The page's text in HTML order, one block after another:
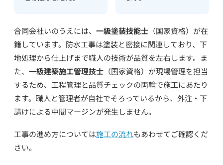
合同会社いのうえには、一級塗装技能士 （国家資格）が在
籍しています。防水工事は塗装と密接に関連しており、下
地処理から仕上げまで職人の技術が品質を左右します。ま
た、一級建築施工管理技士 （国家資格）が現場管理を担当
するため、工程管理と品質チェックの両輪で施工にあたり
ます。職人と管理者が自社でそろっているから、外注・下
請けによる中間マージンが発生しません。
工事の進め方については施工の流れもあわせてご確認くだ
さい。